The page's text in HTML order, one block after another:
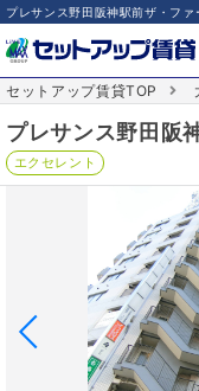
プレサンス野田阪神駅前ザ・フ
セットアップ賃貸TOP
プレサンス野田阪
エクセレント